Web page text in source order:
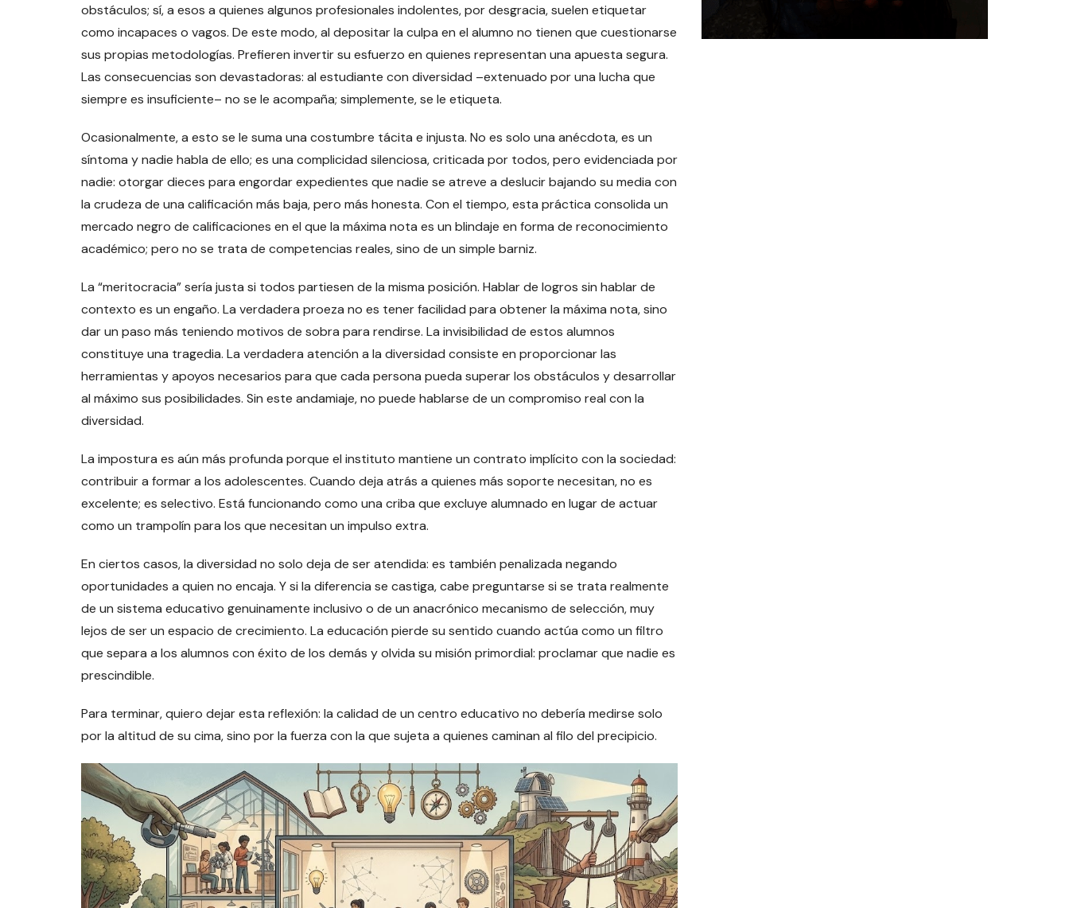
obstáculos; sí, a esos a quienes algunos profesionales indolentes, por desgracia, suelen etiquetar
como incapaces o vagos. De este modo, al depositar la culpa en el alumno no tienen que cuestionarse
sus propias metodologías. Prefieren invertir su esfuerzo en quienes representan una apuesta segura.
Las consecuencias son devastadoras: al estudiante con diversidad –extenuado por una lucha que
siempre es insuficiente– no se le acompaña; simplemente, se le etiqueta.
Ocasionalmente, a esto se le suma una costumbre tácita e injusta. No es solo una anécdota, es un
síntoma y nadie habla de ello; es una complicidad silenciosa, criticada por todos, pero evidenciada por
nadie: otorgar dieces para engordar expedientes que nadie se atreve a deslucir bajando su media con
la crudeza de una calificación más baja, pero más honesta. Con el tiempo, esta práctica consolida un
mercado negro de calificaciones en el que la máxima nota es un blindaje en forma de reconocimiento
académico; pero no se trata de competencias reales, sino de un simple barniz.
La “meritocracia” sería justa si todos partiesen de la misma posición. Hablar de logros sin hablar de
contexto es un engaño. La verdadera proeza no es tener facilidad para obtener la máxima nota, sino
dar un paso más teniendo motivos de sobra para rendirse. La invisibilidad de estos alumnos
constituye una tragedia. La verdadera atención a la diversidad consiste en proporcionar las
herramientas y apoyos necesarios para que cada persona pueda superar los obstáculos y desarrollar
al máximo sus posibilidades. Sin este andamiaje, no puede hablarse de un compromiso real con la
diversidad.
La impostura es aún más profunda porque el instituto mantiene un contrato implícito con la sociedad:
contribuir a formar a los adolescentes. Cuando deja atrás a quienes más soporte necesitan, no es
excelente; es selectivo. Está funcionando como una criba que excluye alumnado en lugar de actuar
como un trampolín para los que necesitan un impulso extra.
En ciertos casos, la diversidad no solo deja de ser atendida: es también penalizada negando
oportunidades a quien no encaja. Y si la diferencia se castiga, cabe preguntarse si se trata realmente
de un sistema educativo genuinamente inclusivo o de un anacrónico mecanismo de selección, muy
lejos de ser un espacio de crecimiento. La educación pierde su sentido cuando actúa como un filtro
que separa a los alumnos con éxito de los demás y olvida su misión primordial: proclamar que nadie es
prescindible.
Para terminar, quiero dejar esta reflexión: la calidad de un centro educativo no debería medirse solo
por la altitud de su cima, sino por la fuerza con la que sujeta a quienes caminan al filo del precipicio.